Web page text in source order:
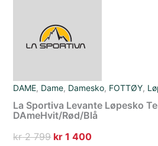
DAME, Dame, Damesko, FOTTØY,
La Sportiva Levante Løpesko
DAmeHvit/Rød/Blå
kr2 799 Opprinnelig
kr 1 400Nåværende